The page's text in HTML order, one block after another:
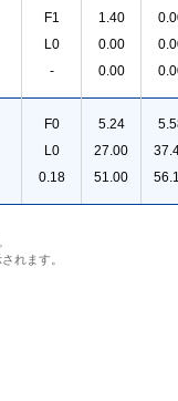
F1
L0
-
1.40
0.00
0.00
F0
L0
0.18
5.24
27.00
51.00
れます。